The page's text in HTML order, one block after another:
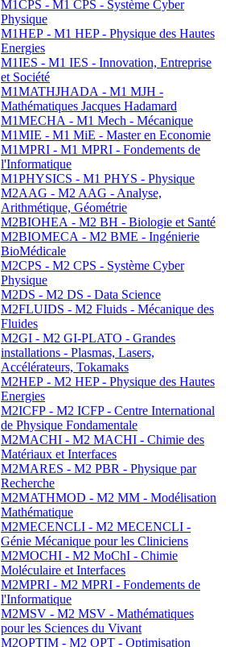
M1CPS - M1 CPS - Système Cyber
Physique
M1HEP - M1 HEP - Physique des Hautes
Energies
M1IES - M1 IES - Innovation, Entreprise
et Société
M1MATHJHADA - M1 MJH -
Mathématiques Jacques Hadamard
M1MECHA - M1 Mech - Mécanique
M1MIE - M1 MiE - Master en Economie
M1MPRI - M1 MPRI - Fondements de
l'Informatique
M1PHYSICS - M1 PHYS - Physique
M2AAG - M2 AAG - Analyse,
Arithmétique, Géométrie
M2BIOHEA - M2 BH - Biologie et Santé
M2BIOMECA - M2 BME - Ingénierie
BioMédicale
M2CPS - M2 CPS - Système Cyber
Physique
M2DS - M2 DS - Data Science
M2FLUIDS - M2 Fluids - Mécanique des
Fluides
M2GI - M2 GI-PLATO - Grandes
installations - Plasmas, Lasers,
Accélérateurs, Tokamaks
M2HEP - M2 HEP - Physique des Hautes
Energies
M2ICFP - M2 ICFP - Centre International
de Physique Fondamentale
M2MACHI - M2 MACHI - Chimie des
Matériaux et Interfaces
M2MARES - M2 PBR - Physique par
Recherche
M2MATHMOD - M2 MM - Modélisation
Mathématique
M2MECENCLI - M2 MECENCLI -
Génie Mécanique pour les Cliniciens
M2MOCHI - M2 MoChI - Chimie
Moléculaire et Interfaces
M2MPRI - M2 MPRI - Fondements de
l'Informatique
M2MSV - M2 MSV - Mathématiques
pour les Sciences du Vivant
M2OPTIM - M2 OPT - Optimisation